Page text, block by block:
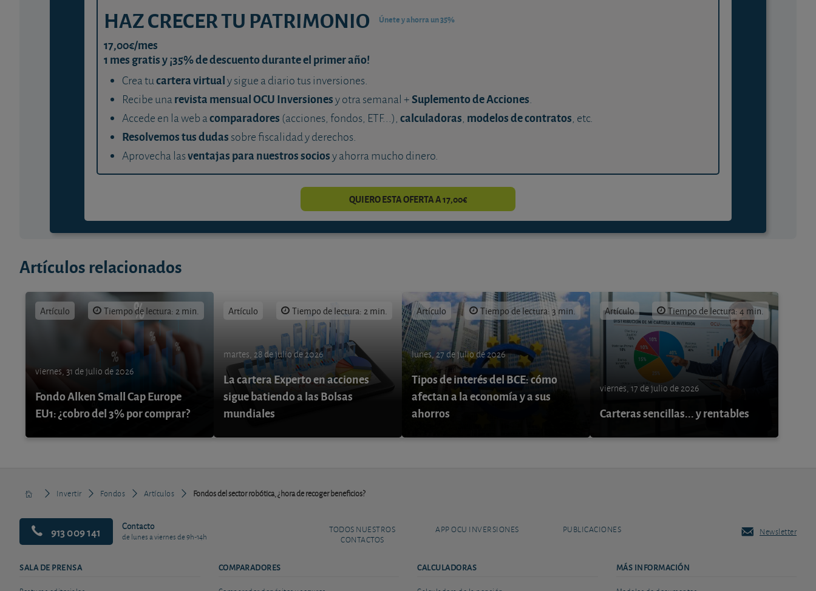
HAZ CRECER TU PATRIMONIO Únete y ahorra un 35%
17,00€/mes
1 mes gratis y ¡35% de descuento durante el primer año!
Crea tucartera virtualy sigue a diario tus inversiones.
Recibe unarevista mensual OCU Inversionesy otra semanal +Suplemento de Acciones.
Accede en la web acomparadores (acciones, fondos, ETF...), calculadoras, modelos de contratos, etc.
Resolvemos tus dudas sobre fiscalidad y derechos.
Aprovecha lasventajas para nuestros sociosy ahorra mucho dinero.
QUIERO ESTA OFERTA A 17,00€
Artículos relacionados
Artículo Tiempo de lectura: 2 min.
viernes, 31 de julio de 2026
Fondo Alken Small Cap Europe
EU1: ¿cobro del 3% por comprar?
Artículo Tiempo de lectura: 2 min.
martes, 28 de julio de 2026
La cartera Experto en acciones
sigue batiendo a las Bolsas
mundiales
Artículo Tiempo de lectura: 3 min.
lunes, 27 de julio de 2026
Tipos de interés del BCE: cómo
afectan a la economía y a sus
ahorros
Artículo Tiempo de lectura: 4 min.
viernes, 17 de julio de 2026
Carteras sencillas... y rentables
Invertir Fondos Artículos Fondos del sector robótica, ¿hora de recoger beneficios?
913 009 141 Contacto
de lunes a viernes de 9h-14h
TODOS NUESTROS
CONTACTOS
APP OCU INVERSIONES PUBLICACIONES Newsletter
SALA DE PRENSA COMPARADORES CALCULADORAS MÁS INFORMACIÓN